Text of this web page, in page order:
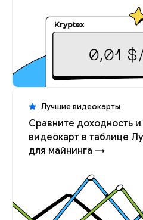
Лучшие видеокарты
Сравните доходность
видеокарт в таблице
для майнинга →